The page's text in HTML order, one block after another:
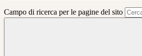
Campo di ricerca per le pagine del sito